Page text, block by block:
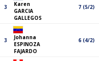
3
Karen
GARCIA
GALLEGOS
7 (5/2)
3
Johanna
ESPINOZA
FAJARDO
6 (4/2)